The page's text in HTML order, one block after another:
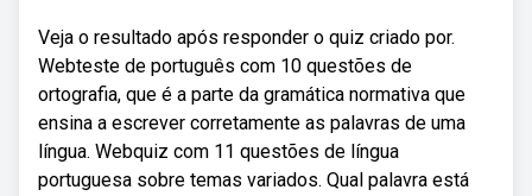
Veja o resultado após responder o quiz criado por.
Webteste de português com 10 questões de
ortografia, que é a parte da gramática normativa que
ensina a escrever corretamente as palavras de uma
língua. Webquiz com 11 questões de língua
portuguesa sobre temas variados. Qual palavra está